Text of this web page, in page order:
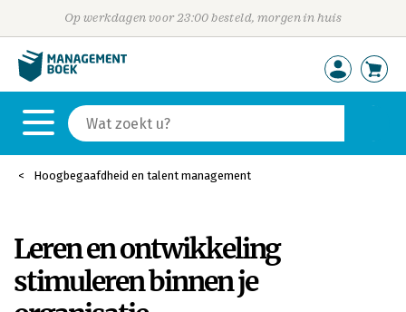
Op werkdagen voor 23:00 besteld, morgen in huis
Hoogbegaafdheid en talent management
Leren en ontwikkeling
stimuleren binnen je